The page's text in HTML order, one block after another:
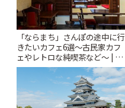
「ならまち」さんぽの途中に行
きたいカフェ6選〜古民家カフ
ェやレトロな純喫茶など〜 | こ
とりっぷ